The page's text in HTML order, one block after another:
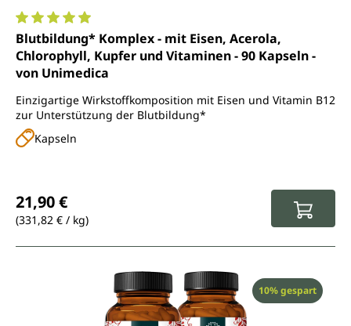
Durchschnittliche Bewertung von 4.9 von 5 Sternen
Blutbildung* Komplex - mit Eisen, Acerola,
Chlorophyll, Kupfer und Vitaminen - 90 Kapseln -
von Unimedica
Einzigartige Wirkstoffkomposition mit Eisen und Vitamin B12
zur Unterstützung der Blutbildung*
Kapseln
21,90 €
(331,82 € / kg)
Rabatt
10% gespart